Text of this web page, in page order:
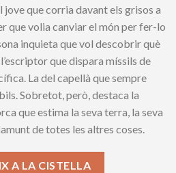
jove que corria davant els grisos a
que volia canviar el món per fer-lo
inquieta que vol descobrir què
que dispara míssils de
La del capellà que sempre
Sobretot, però, destaca la
que estima la seva terra, la seva
de totes les altres coses.
la terra i les estrelles quantity
A LA CISTELLA